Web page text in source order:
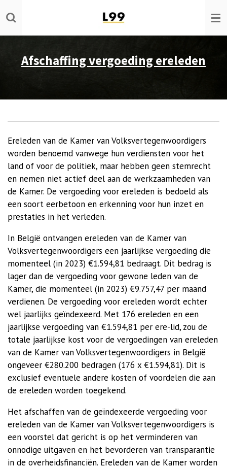
Ga
direct
naar
hoofdinhoud
Afschaffing vergoeding ereleden
Ereleden van de Kamer van Volksvertegenwoordigers
worden benoemd vanwege hun verdiensten voor het
land of voor de politiek, maar hebben geen stemrecht
en nemen niet actief deel aan de werkzaamheden van
de Kamer. De vergoeding voor ereleden is bedoeld als
een soort eerbetoon en erkenning voor hun inzet en
prestaties in het verleden.
In België ontvangen ereleden van de Kamer van
Volksvertegenwoordigers een jaarlijkse vergoeding die
momenteel (in 2023) €1.594,81 bedraagt. Dit bedrag is
lager dan de vergoeding voor gewone leden van de
Kamer, die momenteel (in 2023) €9.757,47 per maand
verdienen. De vergoeding voor ereleden wordt echter
wel jaarlijks geïndexeerd. Met 176 ereleden en een
jaarlijkse vergoeding van €1.594,81 per ere-lid, zou de
totale jaarlijkse kost voor de vergoedingen van ereleden
van de Kamer van Volksvertegenwoordigers in België
ongeveer €280.200 bedragen (176 x €1.594,81). Dit is
exclusief eventuele andere kosten of voordelen die aan
de ereleden worden toegekend.
Het afschaffen van de geïndexeerde vergoeding voor
ereleden van de Kamer van Volksvertegenwoordigers is
een voorstel dat gericht is op het verminderen van
onnodige uitgaven en het bevorderen van transparantie
in de overheidsfinanciën. Ereleden van de Kamer worden